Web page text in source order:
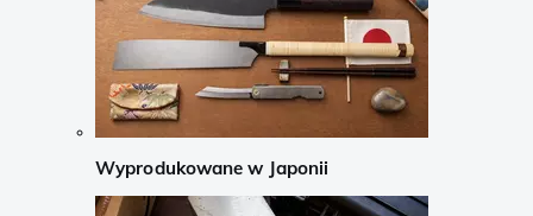
Wyprodukowane w Japonii